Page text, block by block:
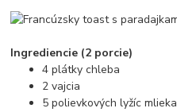
Ingrediencie (2 porcie)
4 plátky chleba
2 vajcia
5 polievkových lyžíc mlieka